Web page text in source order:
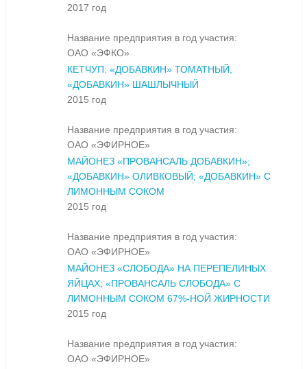
2017 год
Название предприятия в год участия:
ОАО «ЭФКО»
КЕТЧУП: «ДОБАВКИН» ТОМАТНЫЙ,
«ДОБАВКИН» ШАШЛЫЧНЫЙ
2015 год
Название предприятия в год участия:
ОАО «ЭФИРНОЕ»
МАЙОНЕЗ «ПРОВАНСАЛЬ ДОБАВКИН»;
«ДОБАВКИН» ОЛИВКОВЫЙ; «ДОБАВКИН» С
ЛИМОННЫМ СОКОМ
2015 год
Название предприятия в год участия:
ОАО «ЭФИРНОЕ»
МАЙОНЕЗ «СЛОБОДА» НА ПЕРЕПЕЛИНЫХ
ЯЙЦАХ; «ПРОВАНСАЛЬ СЛОБОДА» С
ЛИМОННЫМ СОКОМ 67%-НОЙ ЖИРНОСТИ
2015 год
Название предприятия в год участия:
ОАО «ЭФИРНОЕ»